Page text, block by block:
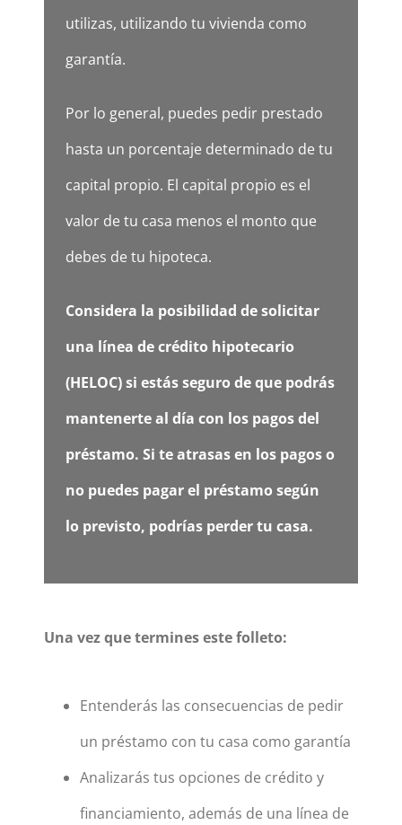
utilizas, utilizando tu vivienda como
garantía.
Por lo general, puedes pedir prestado
hasta un porcentaje determinado de tu
capital propio. El capital propio es el
valor de tu casa menos el monto que
debes de tu hipoteca.
Considera la posibilidad de solicitar
una línea de crédito hipotecario
(HELOC) si estás seguro de que podrás
mantenerte al día con los pagos del
préstamo. Si te atrasas en los pagos o
no puedes pagar el préstamo según
lo previsto, podrías perder tu casa.
Una vez que termines este folleto:
Entenderás las consecuencias de pedir
un préstamo con tu casa como garantía
Analizarás tus opciones de crédito y
financiamiento, además de una línea de